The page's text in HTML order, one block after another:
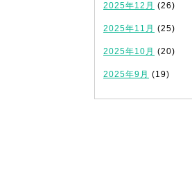
2025年12月 (26)
2025年11月 (25)
2025年10月 (20)
2025年9月 (19)